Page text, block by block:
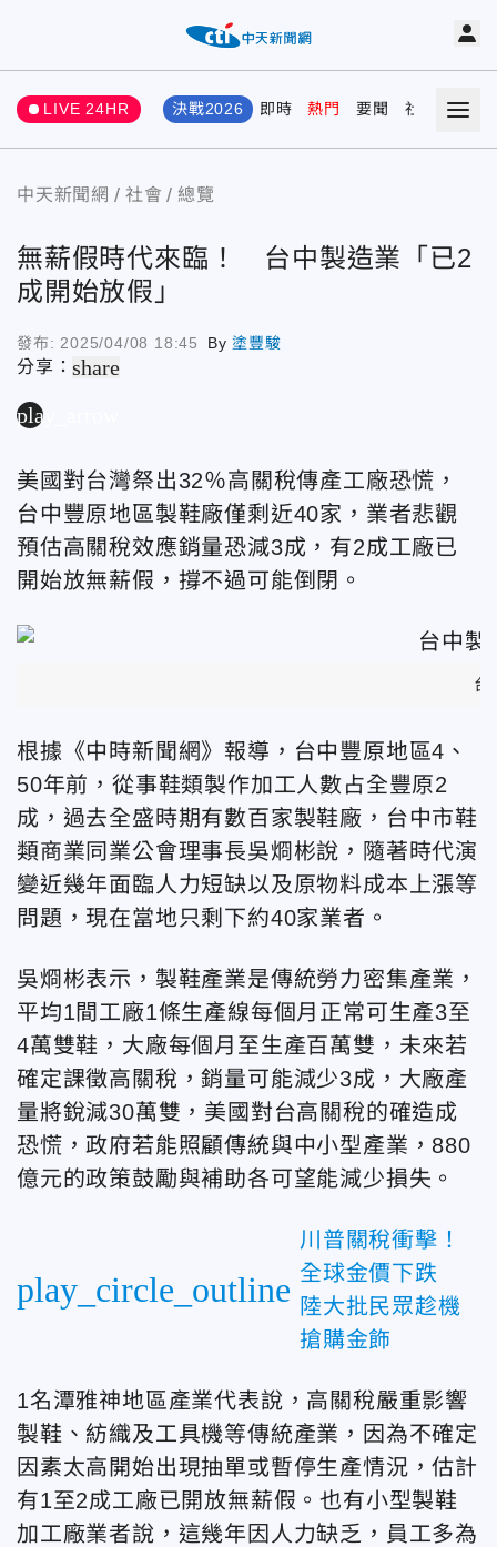
LIVE 24HR 決戰2026 即時 熱門 要聞 社會 娛樂
中天新聞網 社會 總覽
無薪假時代來臨！ 台中製造業「已2
成開始放假」
發布: 2025/04/08 18:45 By塗豐駿
分享：share
play_arrow
美國對台灣祭出32％高關稅傳產工廠恐慌，
台中豐原地區製鞋廠僅剩近40家，業者悲觀
預估高關稅效應銷量恐減3成，有2成工廠已
開始放無薪假，撐不過可能倒閉。
台
根據《中時新聞網》報導，台中豐原地區4、
50年前，從事鞋類製作加工人數占全豐原2
成，過去全盛時期有數百家製鞋廠，台中市鞋
類商業同業公會理事長吳烱彬說，隨著時代演
變近幾年面臨人力短缺以及原物料成本上漲等
問題，現在當地只剩下約40家業者。
吳烱彬表示，製鞋產業是傳統勞力密集產業，
平均1間工廠1條生產線每個月正常可生產3至
4萬雙鞋，大廠每個月至生產百萬雙，未來若
確定課徵高關稅，銷量可能減少3成，大廠產
量將銳減30萬雙，美國對台高關稅的確造成
恐慌，政府若能照顧傳統與中小型產業，880
億元的政策鼓勵與補助各可望能減少損失。
play_circle_outline
川普關稅衝擊！
全球金價下跌
陸大批民眾趁機
搶購金飾
1名潭雅神地區產業代表說，高關稅嚴重影響
製鞋、紡織及工具機等傳統產業，因為不確定
因素太高開始出現抽單或暫停生產情況，估計
有1至2成工廠已開放無薪假。也有小型製鞋
加工廠業者說，這幾年因人力缺乏，員工多為